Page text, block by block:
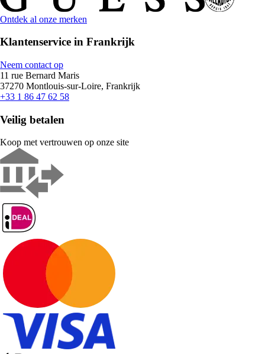
Ontdek al onze merken
Klantenservice in Frankrijk
Neem contact op
11 rue Bernard Maris
37270 Montlouis-sur-Loire, Frankrijk
+33 1 86 47 62 58
Veilig betalen
Koop met vertrouwen op onze site